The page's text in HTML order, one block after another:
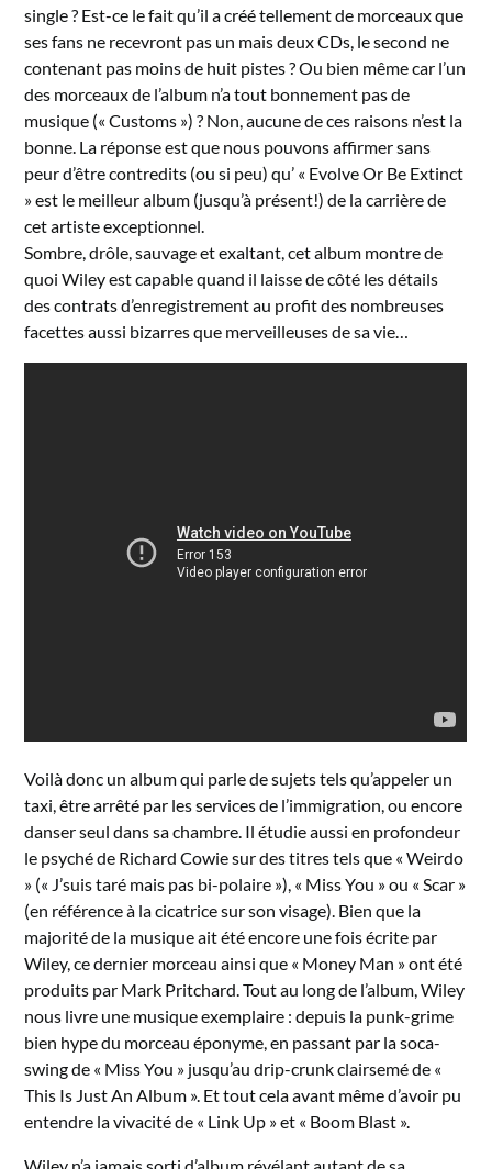
single ? Est-ce le fait qu’il a créé tellement de morceaux que
ses fans ne recevront pas un mais deux CDs, le second ne
contenant pas moins de huit pistes ? Ou bien même car l’un
des morceaux de l’album n’a tout bonnement pas de
musique (« Customs ») ? Non, aucune de ces raisons n’est la
bonne. La réponse est que nous pouvons affirmer sans
peur d’être contredits (ou si peu) qu’ « Evolve Or Be Extinct
» est le meilleur album (jusqu’à présent!) de la carrière de
cet artiste exceptionnel.
Sombre, drôle, sauvage et exaltant, cet album montre de
quoi Wiley est capable quand il laisse de côté les détails
des contrats d’enregistrement au profit des nombreuses
facettes aussi bizarres que merveilleuses de sa vie…
Voilà donc un album qui parle de sujets tels qu’appeler un
taxi, être arrêté par les services de l’immigration, ou encore
danser seul dans sa chambre. Il étudie aussi en profondeur
le psyché de Richard Cowie sur des titres tels que « Weirdo
» (« J’suis taré mais pas bi-polaire »), « Miss You » ou « Scar »
(en référence à la cicatrice sur son visage). Bien que la
majorité de la musique ait été encore une fois écrite par
Wiley, ce dernier morceau ainsi que « Money Man » ont été
produits par Mark Pritchard. Tout au long de l’album, Wiley
nous livre une musique exemplaire : depuis la punk-grime
bien hype du morceau éponyme, en passant par la soca-
swing de « Miss You » jusqu’au drip-crunk clairsemé de «
This Is Just An Album ». Et tout cela avant même d’avoir pu
entendre la vivacité de « Link Up » et « Boom Blast ».